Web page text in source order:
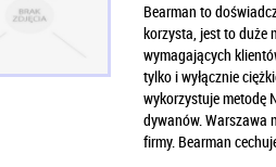
Bearman to
korzysta, jest to duże
wymagających
tylko i wyłącznie
wykorzystuje metodę
dywanów. Warszawa
firmy. Bearman